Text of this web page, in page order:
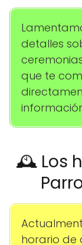
detalles
que te
🕰️ Los
horario de